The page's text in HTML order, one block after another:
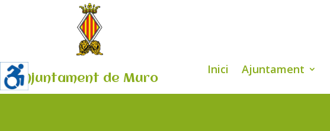
Ajuntament de Muro
Inici Ajuntament